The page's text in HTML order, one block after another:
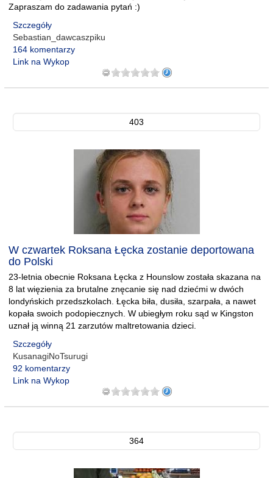
Zapraszam do zadawania pytań :)
Szczegóły
Sebastian_dawcaszpiku
164 komentarzy
Link na Wykop
403
W czwartek Roksana Łęcka zostanie deportowana
do Polski
23-letnia obecnie Roksana Łęcka z Hounslow została skazana na
8 lat więzienia za brutalne znęcanie się nad dziećmi w dwóch
londyńskich przedszkolach. Łęcka biła, dusiła, szarpała, a nawet
kopała swoich podopiecznych. W ubiegłym roku sąd w Kingston
uznał ją winną 21 zarzutów maltretowania dzieci.
Szczegóły
KusanagiNoTsurugi
92 komentarzy
Link na Wykop
364